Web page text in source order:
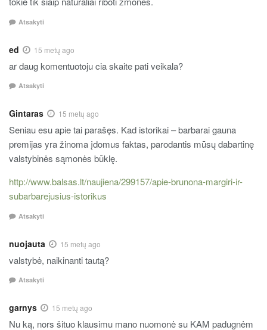
Atsakyti
ed 15 metų ago
ar daug komentuotoju cia skaite pati veikala?
Atsakyti
Gintaras 15 metų ago
Seniau esu apie tai parašęs. Kad istorikai – barbarai gauna
premijas yra žinoma įdomus faktas, parodantis mūsų dabartinę
valstybinės sąmonės būklę.
http://www.balsas.lt/naujiena/299157/apie-brunona-margiri-ir-
subarbarejusius-istorikus
Atsakyti
nuojauta 15 metų ago
valstybė, naikinanti tautą?
Atsakyti
garnys 15 metų ago
Nu ką, nors šituo klausimu mano nuomonė su KAM padugnėm